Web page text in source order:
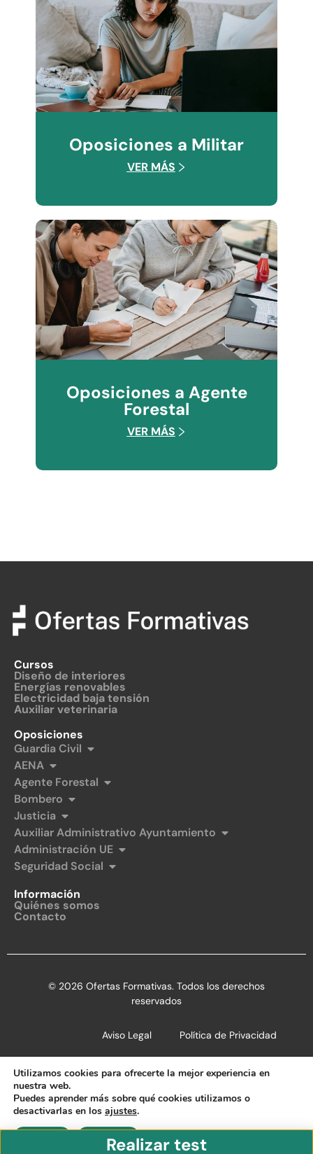
Oposiciones a Militar
VER MÁS
Oposiciones a Agente
Forestal
VER MÁS
Cursos
Diseño de interiores
Energías renovables
Electricidad baja tensión
Auxiliar veterinaria
Oposiciones
Guardia Civil
AENA
Agente Forestal
Bombero
Justicia
Auxiliar Administrativo Ayuntamiento
Administración UE
Seguridad Social
Información
Quiénes somos
Contacto
© 2026 Ofertas Formativas. Todos los derechos
reservados
Aviso Legal Política de Privacidad
Política de Cookies
Utilizamos cookies para ofrecerte la mejor experiencia en
nuestra web.
Puedes aprender más sobre qué cookies utilizamos o
desactivarlas en los ajustes.
RechazarRealizar test